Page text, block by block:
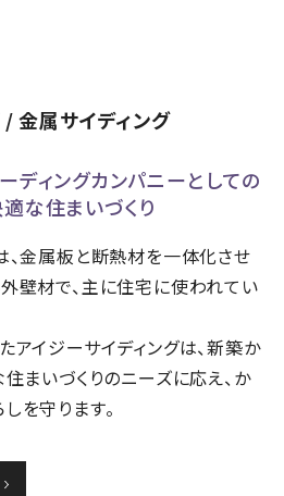
金属サイディング
ディングカンパニーとしての
な住まいづくり
、金属板と断熱材を⼀体化させ
壁材で、主に住宅に使われてい
アイジーサイディングは、新築か
まいづくりのニーズに応え、か
を守ります。